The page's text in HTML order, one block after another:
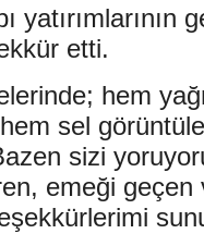
etti.
hem
sel
sizi
emeği